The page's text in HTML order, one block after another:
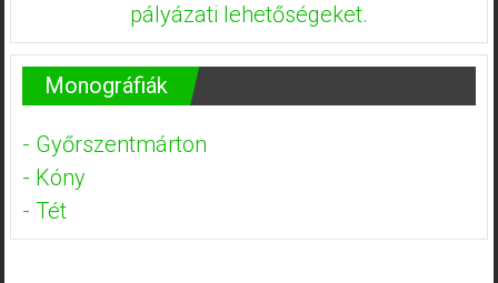
pályázati lehetőségeket.
Monográfiák
- Győrszentmárton
- Kóny
- Tét